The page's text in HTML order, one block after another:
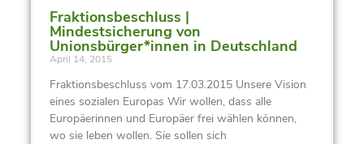
Fraktionsbeschluss |
Mindestsicherung von
Unionsbürger*innen in Deutschland
April 14, 2015
Fraktionsbeschluss vom 17.03.2015 Unsere Vision
eines sozialen Europas Wir wollen, dass alle
Europäerinnen und Europäer frei wählen können,
wo sie leben wollen. Sie sollen sich